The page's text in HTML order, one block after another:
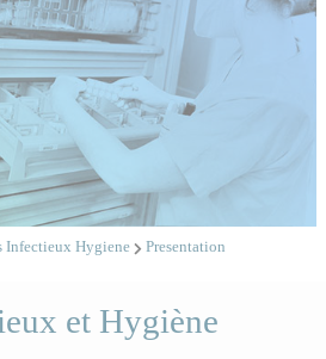
Infectieux Hygiene Presentation
et Hygiène